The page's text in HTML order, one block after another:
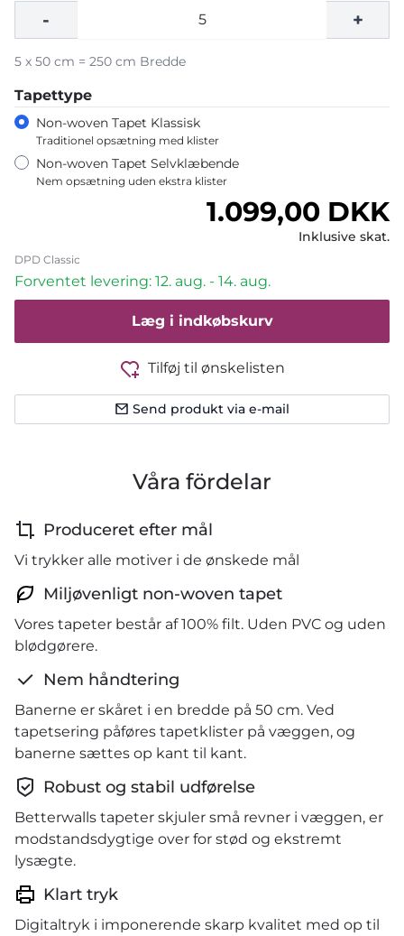
- +
5 x 50 cm = 250 cm Bredde
Tapettype
Non-woven Tapet Klassisk
Traditionel opsætning med klister
Non-woven Tapet Selvklæbende
Nem opsætning uden ekstra klister
Normalpris
1.099,00 DKK
Inklusive skat.
DPD Classic
Forventet levering: 12. aug. - 14. aug.
Læg i indkøbskurv
Tilføj til ønskelisten
Send produkt via e-mail
Våra fördelar
Produceret efter mål
Vi trykker alle motiver i de ønskede mål
Miljøvenligt non-woven tapet
Vores tapeter består af 100% filt. Uden PVC og uden
blødgørere.
Nem håndtering
Banerne er skåret i en bredde på 50 cm. Ved
tapetsering påføres tapetklister på væggen, og
banerne sættes op kant til kant.
Robust og stabil udførelse
Betterwalls tapeter skjuler små revner i væggen, er
modstandsdygtige over for stød og ekstremt
lysægte.
Klart tryk
Digitaltryk i imponerende skarp kvalitet med op til